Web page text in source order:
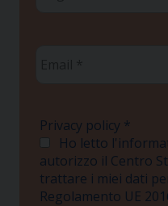
Privacy policy *
Ho letto
autorizzo il Centro
trattare i miei dati
Regolamento UE